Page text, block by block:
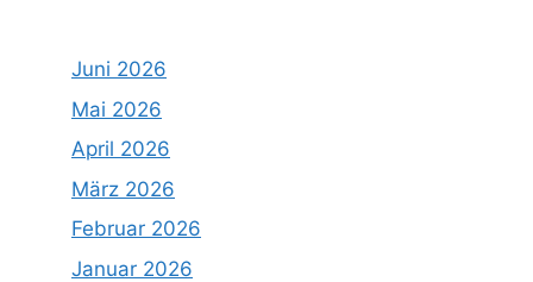
Juni 2026
Mai 2026
April 2026
März 2026
Februar 2026
Januar 2026